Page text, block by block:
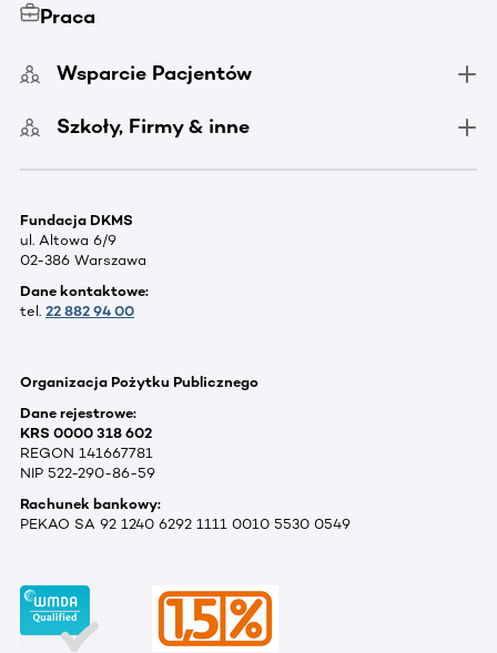
Praca
Wsparcie Pacjentów
Szkoły, Firmy & inne
Fundacja DKMS
ul. Altowa 6/9
02-386 Warszawa
Dane kontaktowe:
tel. 22 882 94 00
Organizacja Pożytku Publicznego
Dane rejestrowe:
KRS 0000 318 602
REGON 141667781
NIP 522-290-86-59
Rachunek bankowy:
PEKAO SA 92 1240 6292 1111 0010 5530 0549